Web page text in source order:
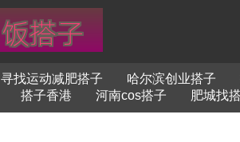
寻找运动减肥搭子 哈尔滨创业搭子
搭子香港 河南cos搭子 肥城找